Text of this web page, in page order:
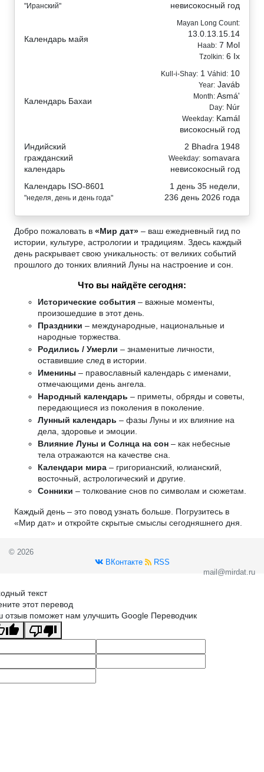
"Иранский"
невисокосный год
Календарь майя
Mayan Long Count:
13.0.13.15.14
Haab: 7 Mol
Tzolkin: 6 Ix
Календарь Бахаи
Kull-i-Shay: 1 Váhid: 10
Year: Javáb
Month: Asmá'
Day: Núr
Weekday: Kamál
високосный год
Индийский
гражданский
календарь
2 Bhadra 1948
Weekday: somavara
невисокосный год
Календарь ISO-8601
"неделя, день и день года"
1 день 35 недели,
236 день 2026 года
Добро пожаловать в «Мир дат» – ваш ежедневный гид по
истории, культуре, астрологии и традициям. Здесь каждый
день раскрывает свою уникальность: от великих событий
прошлого до тонких влияний Луны на настроение и сон.
Что вы найдёте сегодня:
Исторические события – важные моменты,
произошедшие в этот день.
Праздники – международные, национальные и
народные торжества.
Родились / Умерли – знаменитые личности,
оставившие след в истории.
Именины – православный календарь с именами,
отмечающими день ангела.
Народный календарь – приметы, обряды и советы,
передающиеся из поколения в поколение.
Лунный календарь – фазы Луны и их влияние на
дела, здоровье и эмоции.
Влияние Луны и Солнца на сон – как небесные
тела отражаются на качестве сна.
Календари мира – григорианский, юлианский,
восточный, астрологический и другие.
Сонники – толкование снов по символам и сюжетам.
Каждый день – это повод узнать больше. Погрузитесь в
«Мир дат» и откройте скрытые смыслы сегодняшнего дня.
© 2026
ВКонтакте
RSS
mail@mirdat.ru
текст
этот перевод
отзыв поможет нам улучшить Google Переводчик